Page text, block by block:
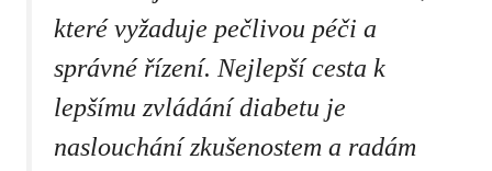
které vyžaduje pečlivou péči a
správné řízení. Nejlepší cesta k
lepšímu zvládání ‍diabetu‍ je
⁣naslouchání zkušenostem⁣ a radám